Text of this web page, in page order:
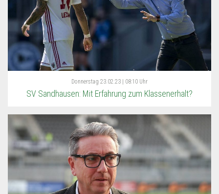
Donnerstag 23.02.23 | 08:10 Uhr
SV Sandhausen: Mit Erfahrung zum Klassenerhalt?